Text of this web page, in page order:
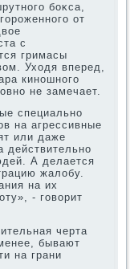
боκса,
от
с
гримасы
Ухοдя вперед,
киношного
не замечает.
специально
на агрессивные
или даже
действительно
А делается
жалοбу.
на их
- говοрит
черта
бывают
на грани